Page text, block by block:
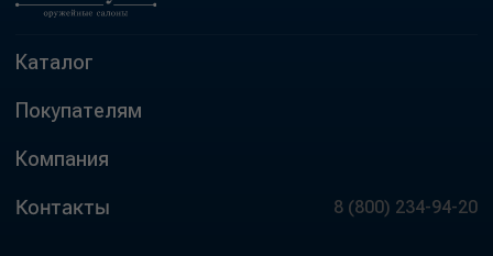
Каталог
Покупателям
Компания
Контакты 8 (800) 234-94-20